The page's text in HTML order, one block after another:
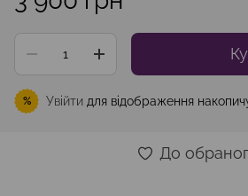
% Увійти для відображення
До